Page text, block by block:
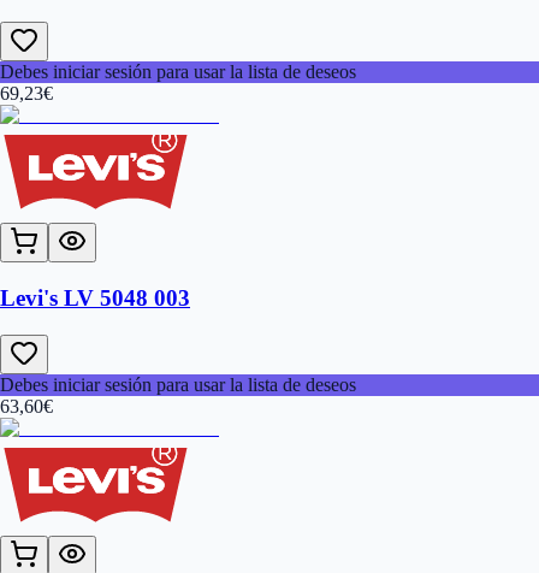
Debes iniciar sesión para usar la lista de deseos
69,23€
Levi's LV 5048 003
Debes iniciar sesión para usar la lista de deseos
63,60€